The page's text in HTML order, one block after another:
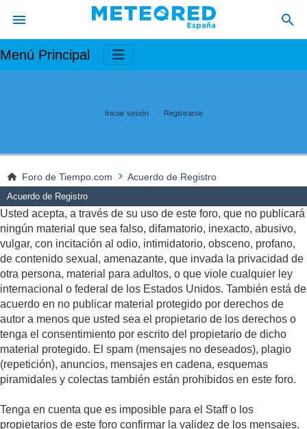
Menú Principal
Iniciar sesión Registrarse
Foro de Tiempo.com Acuerdo de Registro
Acuerdo de Registro
Usted acepta, a través de su uso de este foro, que no publicará
ningún material que sea falso, difamatorio, inexacto, abusivo,
vulgar, con incitación al odio, intimidatorio, obsceno, profano,
de contenido sexual, amenazante, que invada la privacidad de
otra persona, material para adultos, o que viole cualquier ley
internacional o federal de los Estados Unidos. También está de
acuerdo en no publicar material protegido por derechos de
autor a menos que usted sea el propietario de los derechos o
tenga el consentimiento por escrito del propietario de dicho
material protegido. El spam (mensajes no deseados), plagio
(repetición), anuncios, mensajes en cadena, esquemas
piramidales y colectas también están prohibidos en este foro.
Tenga en cuenta que es imposible para el Staff o los
propietarios de este foro confirmar la validez de los mensajes.